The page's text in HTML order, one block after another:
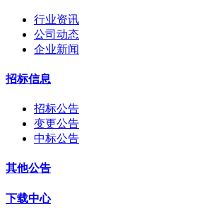
行业资讯
公司动态
企业新闻
招标信息
招标公告
变更公告
中标公告
其他公告
下载中心